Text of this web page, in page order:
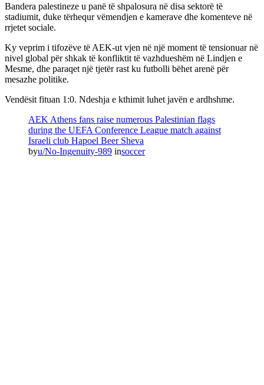
Bandera palestineze u panë të shpalosura në disa sektorë të
stadiumit, duke tërhequr vëmendjen e kamerave dhe komenteve në
rrjetet sociale.
Ky veprim i tifozëve të AEK-ut vjen në një moment të tensionuar në
nivel global për shkak të konfliktit të vazhdueshëm në Lindjen e
Mesme, dhe paraqet një tjetër rast ku futbolli bëhet arenë për
mesazhe politike.
Vendësit fituan 1:0. Ndeshja e kthimit luhet javën e ardhshme.
AEK Athens fans raise numerous Palestinian flags
during the UEFA Conference League match against
Israeli club Hapoel Beer Sheva
byu/No-Ingenuity-989 insoccer